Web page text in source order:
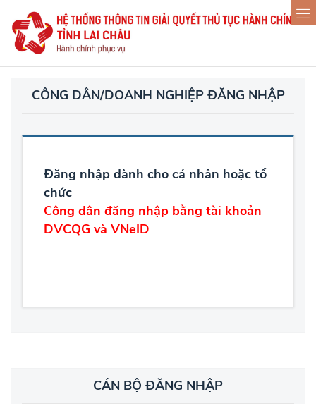
CÔNG DÂN/DOANH NGHIỆP ĐĂNG NHẬP
Đăng nhập dành cho cá nhân hoặc tổ
chức
Công dân đăng nhập bằng tài khoản
DVCQG và VNeID
CÁN BỘ ĐĂNG NHẬP